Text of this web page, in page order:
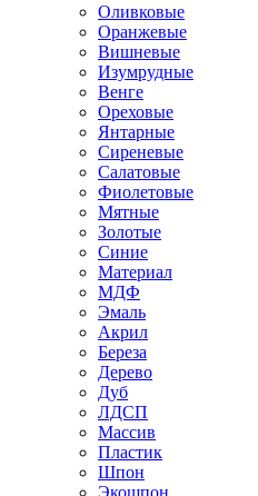
Оливковые
Оранжевые
Вишневые
Изумрудные
Венге
Ореховые
Янтарные
Сиреневые
Салатовые
Фиолетовые
Мятные
Золотые
Синие
Материал
МДФ
Эмаль
Акрил
Береза
Дерево
Дуб
ЛДСП
Массив
Пластик
Шпон
Экошпон